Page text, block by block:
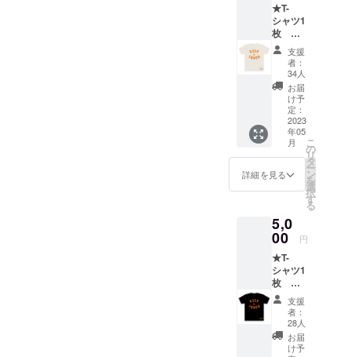
★T-
シャツ1
枚 カ
ラー：
オート
ミール
ラー
ナーズ
松田岳
二さん
が運営
するkit
gallery
人気デ
ザイン
のKEEP
TOUCH
groovet
ube
fes.’23
別注T-
シャツ
（当ク
ラウド
ファウ
ンディ
ング限
支援
者：
34人
お届
け予
定：
2023
年05
月
詳細を見る
こ
の
リ
タ
ー
ン
を
選
択
す
る
5,0
00 円
★T-
シャツ1
枚 カ
ラー：
ブラッ
ク ラー
ナーズ
松田岳
支援
者：
28人
お届
け予